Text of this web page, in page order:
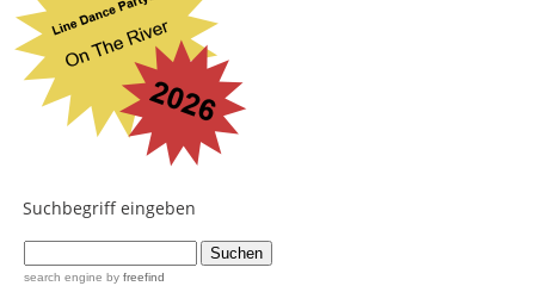
Suchbegriff eingeben
search engine by freefind